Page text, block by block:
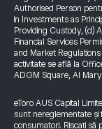
Authorised Person
in Investments as
Providing Custody, (d)
Financial Services
and Market Regulations
activitate se află la
ADGM Square, Al
eToro AUS Capital
sunt nereglementate și
consumatori. Riscați să